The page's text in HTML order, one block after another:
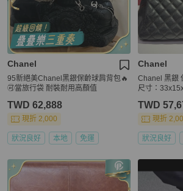
Chanel
95新絕美Chanel黑銀保齡球肩背包🔥
🉑當旅行袋 耐裝耐用高顏值
TWD 62,888
現折 2,000
狀況良好 本地 免運
Chanel
Chanel 黑銀
尺寸：
TWD
現折
狀況良好